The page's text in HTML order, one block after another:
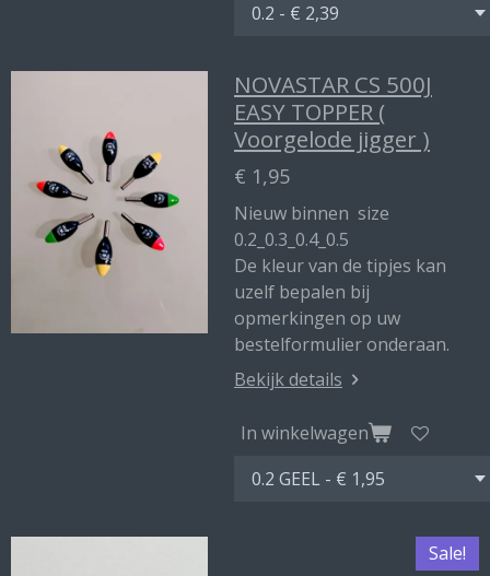
NOVASTAR CS 500J
EASY TOPPER (
Voorgelode jigger )
€ 1,95
Nieuw binnen size
0.2_0.3_0.4_0.5
De kleur van de tipjes kan
uzelf bepalen bij
opmerkingen op uw
bestelformulier onderaan.
Bekijk details
In winkelwagen
Sale!